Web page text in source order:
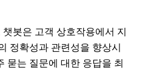
봇은 고객 상호작용에서 지
정확성과 관련성을 향상시
묻는 질문에 대한 응답을 최